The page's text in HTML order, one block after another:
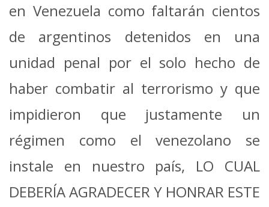
en Venezuela como faltarán cientos
de argentinos detenidos en una
unidad penal por el solo hecho de
haber combatir al terrorismo y que
impidieron que justamente un
régimen como el venezolano se
instale en nuestro país, LO CUAL
DEBERÍA AGRADECER Y HONRAR ESTE